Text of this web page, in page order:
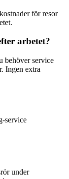
för resor
arbetet?
behöver service
Ingen extra
service
under